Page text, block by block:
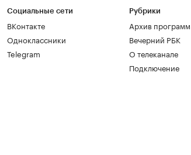
Социальные сети
ВКонтакте
Одноклассники
Telegram
Рубрики
Архив программ
Вечерний РБК
О телеканале
Подключение